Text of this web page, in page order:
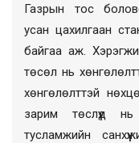
Газрын тос
усан цахилгаан
байгаа аж.
төсөл нь
хөнгөлөлттэй
зарим төслүүд
тусламжийн